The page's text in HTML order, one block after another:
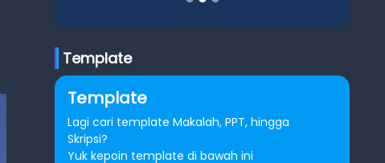
Template
Template
Lagi cari template Makalah, PPT, hingga
Skripsi?
Yuk kepoin template di bawah ini